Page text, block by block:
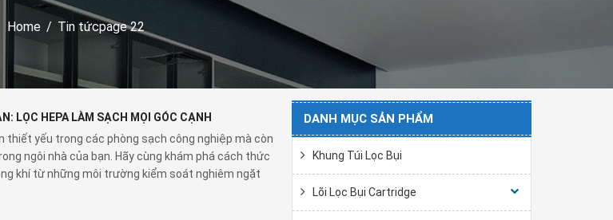
Home / Tin tứcpage 22
LỌC HEPA LÀM SẠCH MỌI GÓC CẠNH
thiết yếu trong các phòng sạch công nghiệp mà còn
ngôi nhà của bạn. Hãy cùng khám phá cách thức
khí từ những môi trường kiểm soát nghiêm ngặt
DANH MỤC SẢN PHẨM
Khung Túi Lọc Bụi
Lõi Lọc Bụi Cartridge